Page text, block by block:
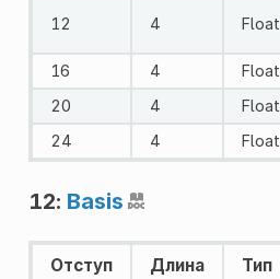
12 4 Float
16
4 Float
20
4 Float
24
4 Float
12: Basis
Отступ Длина Тип